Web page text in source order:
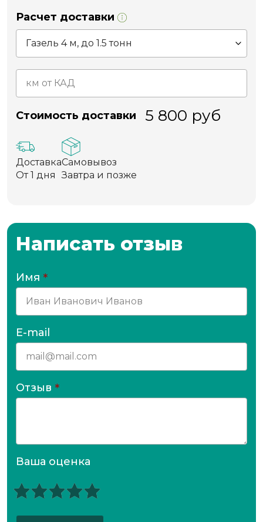
Расчет доставки
Стоимость доставки 5 800 руб
Доставка
От 1 дня
Самовывоз
Завтра и позже
Написать отзыв
Имя *
E-mail
Отзыв *
Ваша оценка